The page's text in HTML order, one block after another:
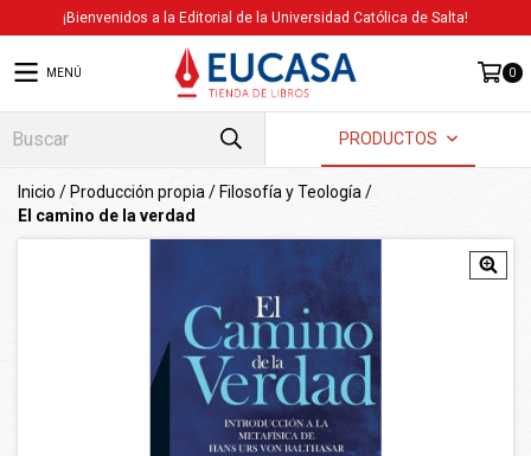
¡Bienvenidos a la Editorial de la Universidad Católica de Salta!
MENÚ 0
PRODUCTOS
Inicio / Producción propia/ Filosofía y Teología/
El camino de la verdad